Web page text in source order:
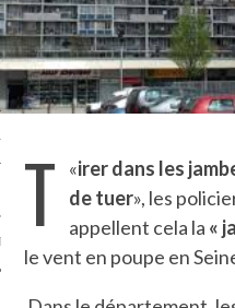
MONROZIER
ARCACHON
«
T
irer dans les
de tuer», les
appellent cela la «
le vent en poupe en